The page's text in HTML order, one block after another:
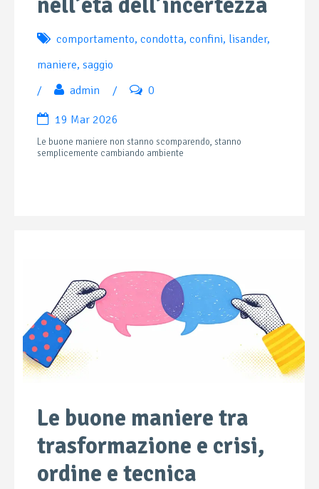
comportamento, condotta, confini, lisander,
maniere, saggio
/
admin / 0
19 Mar 2026
Le buone maniere non stanno scomparendo, stanno
semplicemente cambiando ambiente
Le buone maniere tra
trasformazione e crisi,
ordine e tecnica